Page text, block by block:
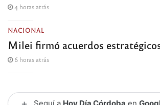
4 horas atrás
NACIONAL
Milei firmó acuerdos
6 horas atrás